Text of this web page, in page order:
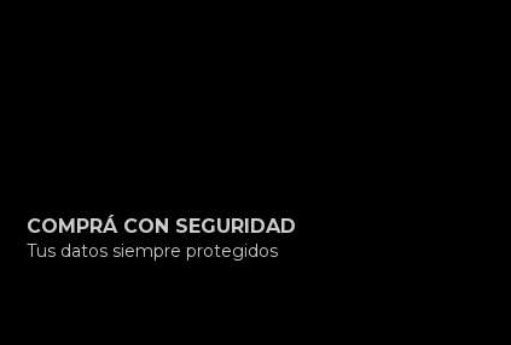
COMPRÁ CON SEGURIDAD
Tus datos siempre protegidos